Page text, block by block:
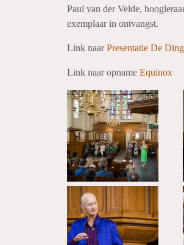
Paul van der Velde,
exemplaar in ontvangst.
Link naarPresentatie De
Link naar opname Equinox